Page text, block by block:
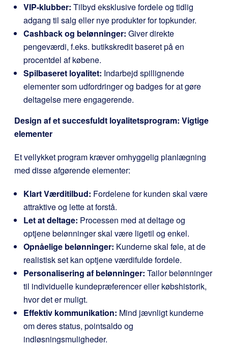
VIP-klubber: Tilbyd eksklusive fordele og tidlig
adgang til salg eller nye produkter for topkunder.
Cashback og belønninger: Giver direkte
pengeværdi, f.eks. butikskredit baseret på en
procentdel af købene.
Spilbaseret loyalitet: Indarbejd spillignende
elementer som udfordringer og badges for at gøre
deltagelse mere engagerende.
Design af et succesfuldt loyalitetsprogram: Vigtige
elementer
Et vellykket program kræver omhyggelig planlægning
med disse afgørende elementer:
Klart Værditilbud: Fordelene for kunden skal være
attraktive og lette at forstå.
Let at deltage: Processen med at deltage og
optjene belønninger skal være ligetil og enkel.
Opnåelige belønninger: Kunderne skal føle, at de
realistisk set kan optjene værdifulde fordele.
Personalisering af belønninger: Tailor belønninger
til individuelle kundepræferencer eller købshistorik,
hvor det er muligt.
Effektiv kommunikation: Mind jævnligt kunderne
om deres status, pointsaldo og
indløsningsmuligheder.